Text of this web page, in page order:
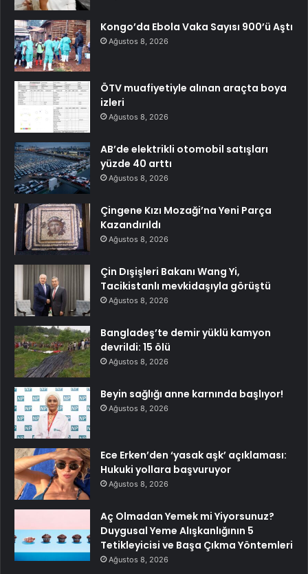
Kongo’da Ebola Vaka Sayısı 900’ü Aştı
Ağustos 8, 2026
ÖTV muafiyetiyle alınan araçta boya
izleri
Ağustos 8, 2026
AB’de elektrikli otomobil satışları
yüzde 40 arttı
Ağustos 8, 2026
Çingene Kızı Mozaği’na Yeni Parça
Kazandırıldı
Ağustos 8, 2026
Çin Dışişleri Bakanı Wang Yi,
Tacikistanlı mevkidaşıyla görüştü
Ağustos 8, 2026
Bangladeş’te demir yüklü kamyon
devrildi: 15 ölü
Ağustos 8, 2026
Beyin sağlığı anne karnında başlıyor!
Ağustos 8, 2026
Ece Erken’den ‘yasak aşk’ açıklaması:
Hukuki yollara başvuruyor
Ağustos 8, 2026
Aç Olmadan Yemek mi Yiyorsunuz?
Duygusal Yeme Alışkanlığının 5
Tetikleyicisi ve Başa Çıkma Yöntemleri
Ağustos 8, 2026